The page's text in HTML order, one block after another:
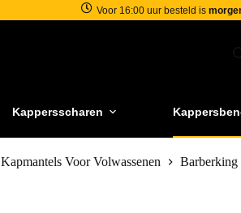
Voor 16:00 uur besteld is
Kappersscharen
Kapmantels Voor Volwassenen
Barberking